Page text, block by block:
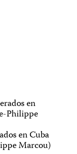
en Cuba
Marcou)